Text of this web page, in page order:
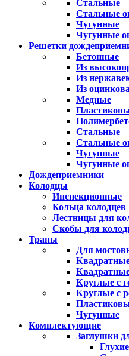
Стальные
Стальные
Чугунные
Чугунные
Решетки
Бетонные
Из
Из
Из
Медные
Стальные
Стальные
Чугунные
Чугунные
Дождеприемники
Колодцы
Инспекционные
Кольца
Лестницы для
Скобы для
Трапы
Для
Круглые с
Круглые с
Чугунные
Комплектующие
Заглушки
Глухие